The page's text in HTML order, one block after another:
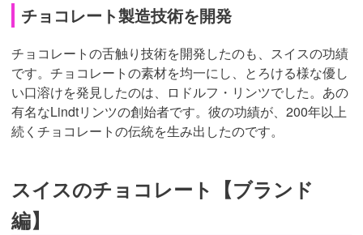
チョコレート製造技術を開発
チョコレートの舌触り技術を開発したのも、スイスの功績
です。チョコレートの素材を均一にし、とろける様な優し
い口溶けを発見したのは、ロドルフ・リンツでした。あの
有名なLindtリンツの創始者です。彼の功績が、200年以上
続くチョコレートの伝統を生み出したのです。
スイスのチョコレート【ブランド
編】